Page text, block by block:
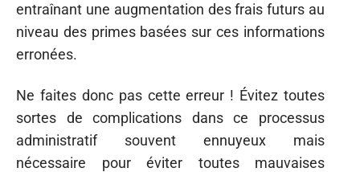
entraînant une augmentation des frais futurs au
niveau des primes basées sur ces informations
erronées.
Ne faites donc pas cette erreur ! Évitez toutes
sortes de complications dans ce processus
administratif souvent ennuyeux mais
nécessaire pour éviter toutes mauvaises